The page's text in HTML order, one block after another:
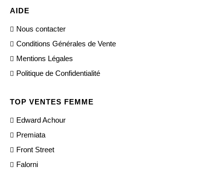
AIDE
Nous contacter
Conditions Générales de Vente
Mentions Légales
Politique de Confidentialité
TOP VENTES FEMME
Edward Achour
Premiata
Front Street
Falorni